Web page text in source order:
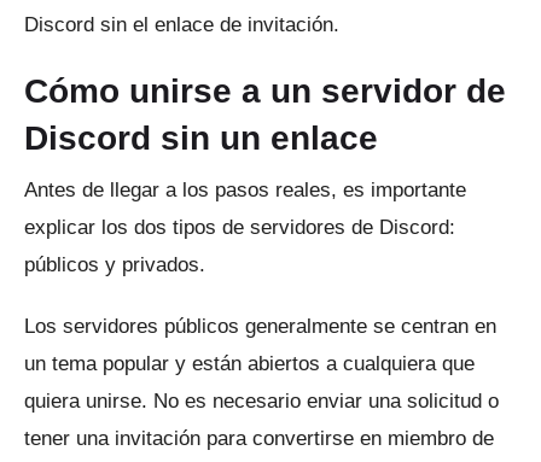
Discord sin el enlace de invitación.
Cómo unirse a un servidor de
Discord sin un enlace
Antes de llegar a los pasos reales, es importante
explicar los dos tipos de servidores de Discord:
públicos y privados.
Los servidores públicos generalmente se centran en
un tema popular y están abiertos a cualquiera que
quiera unirse. No es necesario enviar una solicitud o
tener una invitación para convertirse en miembro de